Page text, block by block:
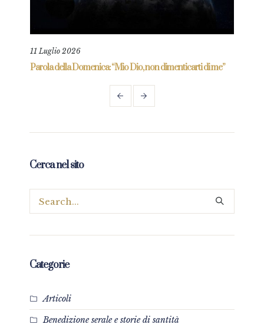
11 Luglio 2026
Parola della Domenica: “Mio Dio, non dimenticarti di me”
Cerca nel sito
Categorie
Articoli
Benedizione serale e storie di santità